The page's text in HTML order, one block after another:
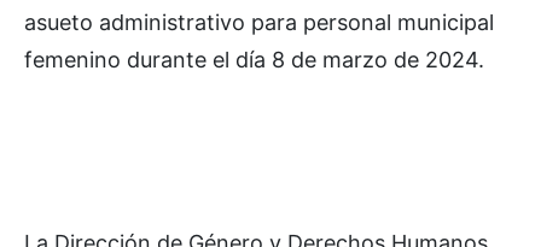
asueto administrativo para personal municipal
femenino durante el día 8 de marzo de 2024.